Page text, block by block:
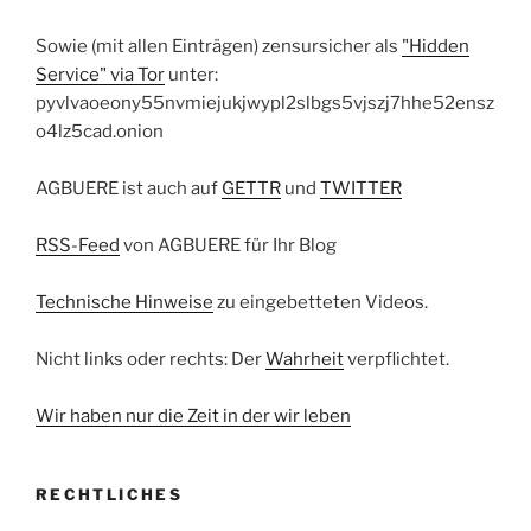
Sowie (mit allen Einträgen) zensursicher als "Hidden
Service" via Tor unter:
pyvlvaoeony55nvmiejukjwypl2slbgs5vjszj7hhe52ensz
o4lz5cad.onion
AGBUERE ist auch auf GETTR und TWITTER
RSS-Feed von AGBUERE für Ihr Blog
Technische Hinweise zu eingebetteten Videos.
Nicht links oder rechts: DerWahrheitverpflichtet.
Wir haben nur die Zeit in der wir leben
RECHTLICHES